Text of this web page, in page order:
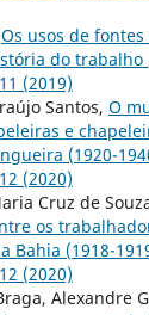
Os usos de
do trabalho
(2019)
Santos, O
e
(1920-
(2020)
Cruz de
os
Bahia (1918-
(2020)
Alexandre